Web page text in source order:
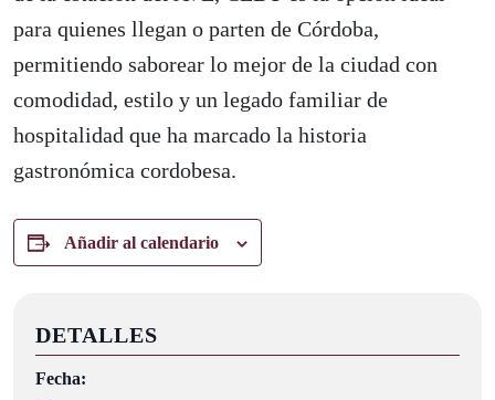
para quienes llegan o parten de Córdoba,
permitiendo saborear lo mejor de la ciudad con
comodidad, estilo y un legado familiar de
hospitalidad que ha marcado la historia
gastronómica cordobesa.
Añadir al calendario
DETALLES
Fecha: